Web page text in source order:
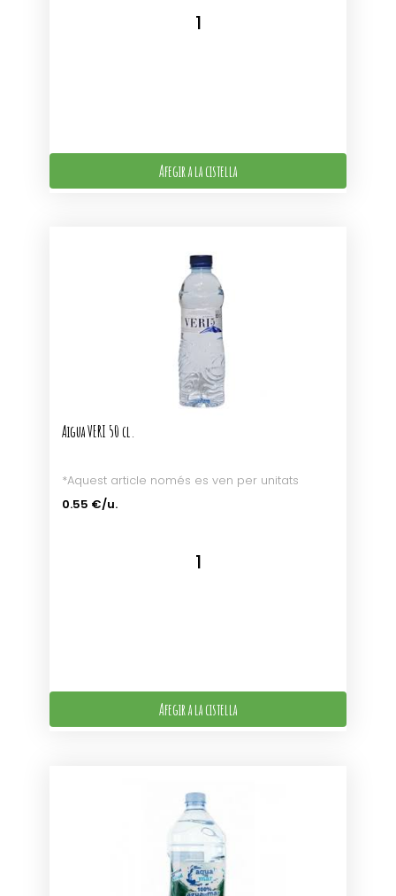
Afegir a la cistella
Aigua VERI 50 cl.
*Aquest article només es ven per unitats
0.55 €/u.
Afegir a la cistella